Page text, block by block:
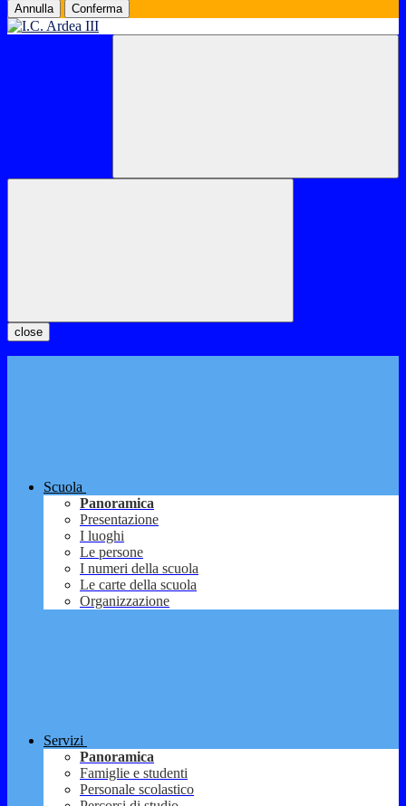
Annulla Conferma
close
Scuola
Panoramica
Presentazione
I luoghi
Le persone
I numeri della scuola
Le carte della scuola
Organizzazione
Servizi
Panoramica
Famiglie e studenti
Personale scolastico